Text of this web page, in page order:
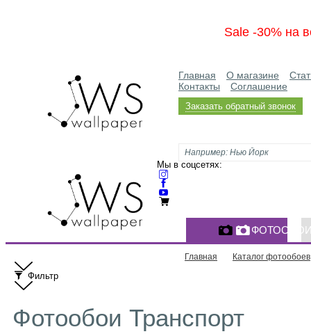
Sale -30% на
Главная О магазине
Контакты
Соглашение
Заказать обратный звонок
Мы в соцсетях:
Главная Каталог фотообоев
Фильтр
Фотообои Транспорт